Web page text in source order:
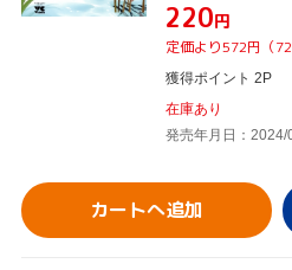
¥220円
定価より572円（
獲得ポイント 2P
在庫あり
発売年月日：2024/
カートへ追加